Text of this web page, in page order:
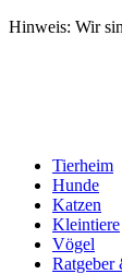
Hinweis: Wir
Tierheim
Hunde
Katzen
Kleintiere
Vögel